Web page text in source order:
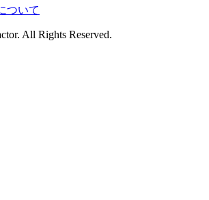
ついて
All Rights Reserved.